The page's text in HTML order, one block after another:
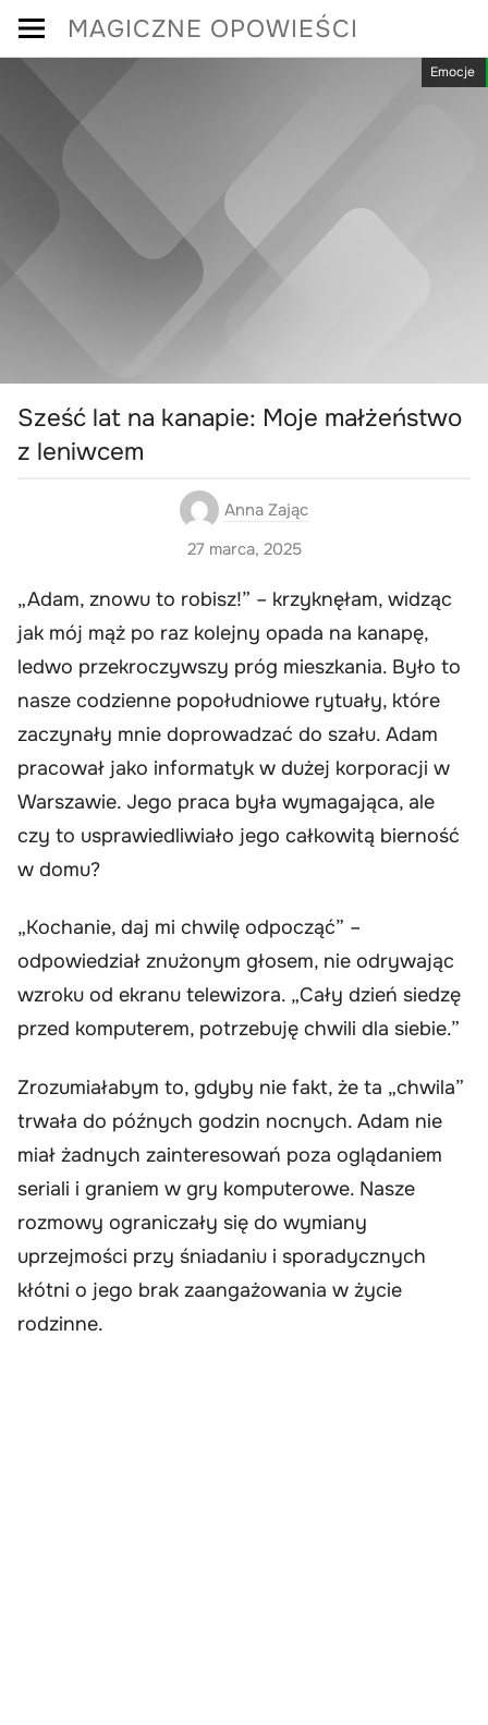
Skip
MAGICZNE OPOWIEŚCI
Emocje
Sześć lat na kanapie: Moje małżeństwo
z leniwcem
Anna Zając
27 marca, 2025
„Adam, znowu to robisz!” – krzyknęłam, widząc
jak mój mąż po raz kolejny opada na kanapę,
ledwo przekroczywszy próg mieszkania. Było to
nasze codzienne popołudniowe rytuały, które
zaczynały mnie doprowadzać do szału. Adam
pracował jako informatyk w dużej korporacji w
Warszawie. Jego praca była wymagająca, ale
czy to usprawiedliwiało jego całkowitą bierność
w domu?
„Kochanie, daj mi chwilę odpocząć” –
odpowiedział znużonym głosem, nie odrywając
wzroku od ekranu telewizora. „Cały dzień siedzę
przed komputerem, potrzebuję chwili dla siebie.”
Zrozumiałabym to, gdyby nie fakt, że ta „chwila”
trwała do późnych godzin nocnych. Adam nie
miał żadnych zainteresowań poza oglądaniem
seriali i graniem w gry komputerowe. Nasze
rozmowy ograniczały się do wymiany
uprzejmości przy śniadaniu i sporadycznych
kłótni o jego brak zaangażowania w życie
rodzinne.